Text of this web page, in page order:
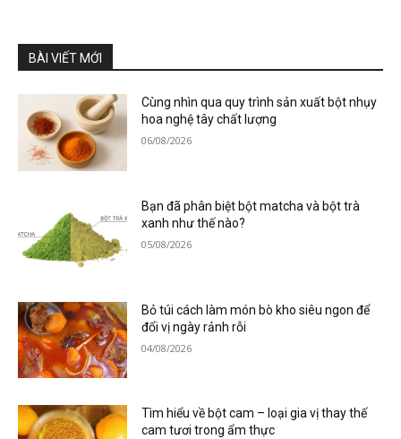
BÀI VIẾT MỚI
Cùng nhìn qua quy trình sản xuất bột nhụy
hoa nghệ tây chất lượng
06/08/2026
Bạn đã phân biệt bột matcha và bột trà
xanh như thế nào?
05/08/2026
Bỏ túi cách làm món bò kho siêu ngon để
đổi vị ngày rảnh rỗi
04/08/2026
Tìm hiểu về bột cam – loại gia vị thay thế
cam tươi trong ẩm thực